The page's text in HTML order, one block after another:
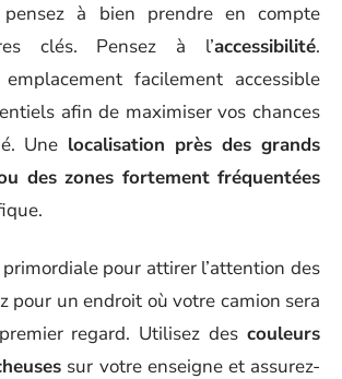
pensez à bien prendre en compte
clés. Pensez à l’accessibilité.
facilement accessible
afin de maximiser vos chances
Une localisation près des grands
des zones fortement fréquentées
pour attirer l’attention des
pour un endroit où votre camion sera
regard. Utilisez des couleurs
sur votre enseigne et assurez-